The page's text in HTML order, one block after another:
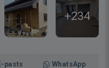
+234
pasts WhatsApp